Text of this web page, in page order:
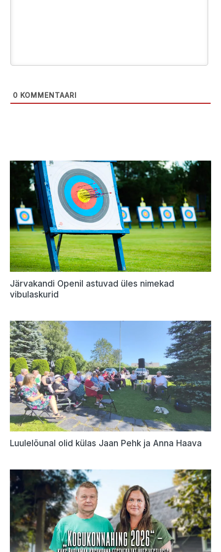
0 KOMMENTAARI
Järvakandi Openil astuvad üles nimekad
vibulaskurid
Luulelõunal olid külas Jaan Pehk ja Anna Haava